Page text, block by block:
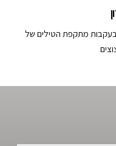
בעקבות מתקפת הטילים של